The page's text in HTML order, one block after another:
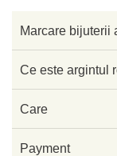
Marcare bijuterii
Ce este argintul
Care
Payment